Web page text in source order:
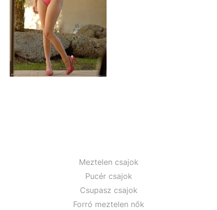
Meztelen csajok
Pucér csajok
Csupasz csajok
Forró meztelen nők